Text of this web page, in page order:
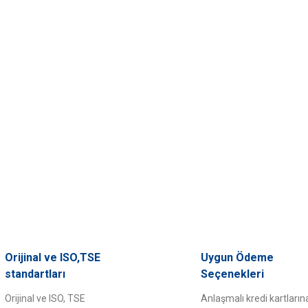
Orijinal ve ISO,TSE
standartları
Orijinal ve ISO, TSE
Uygun Ödeme
Seçenekleri
Anlaşmalı kredi